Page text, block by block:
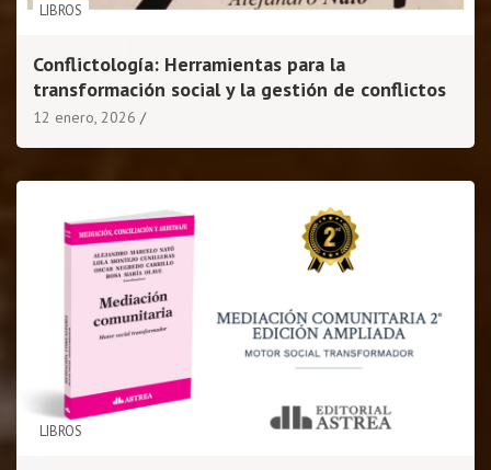
LIBROS
Conflictología: Herramientas para la
transformación social y la gestión de conflictos
12 enero, 2026
LIBROS